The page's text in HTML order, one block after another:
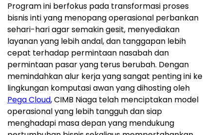
Program ini berfokus pada transformasi proses
bisnis inti yang menopang operasional perbankan
sehari-hari agar semakin gesit, menyediakan
layanan yang lebih andal, dan tanggapan lebih
cepat terhadap permintaan nasabah dan
permintaan pasar yang terus berubah. Dengan
memindahkan alur kerja yang sangat penting ini ke
lingkungan komputasi awan yang dihosting oleh
Pega Cloud, CIMB Niaga telah menciptakan model
operasional yang lebih tangguh dan siap
menghadapi masa depan yang mendukung